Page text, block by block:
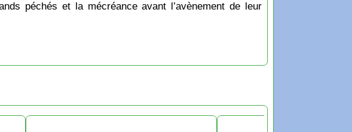
péchés et la mécréance avant l’avènement de leur